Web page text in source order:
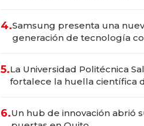
4.Samsung presenta una
generación de tecnología
5.La Universidad Politécnica
fortalece la huella científica
6.Un hub de innovación abrió